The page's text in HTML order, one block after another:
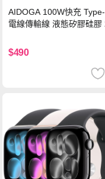
AIDOGA 100W快充
電線傳輸線 液態矽膠硅膠
$490